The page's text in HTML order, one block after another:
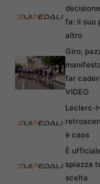
fa: il suo
altro
Giro,
far
VIDEO
Leclerc-
è caos
È
spiazza
scelta